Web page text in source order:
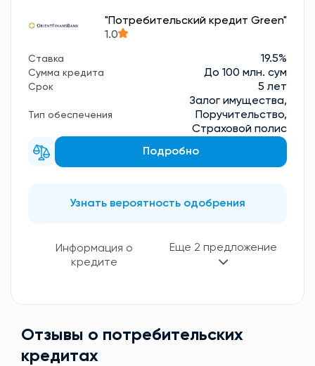
"Потребительский кредит Green"
1.0
Ставка 19.5%
Сумма кредита До 100 млн. сум
Срок 5 лет
Тип обеспечения
Залог имущества,
Поручительство,
Страховой полис
Подробно
Узнать вероятность одобрения
Информация о
кредите
Еще 2 предложение
Отзывы о потребительских
кредитах